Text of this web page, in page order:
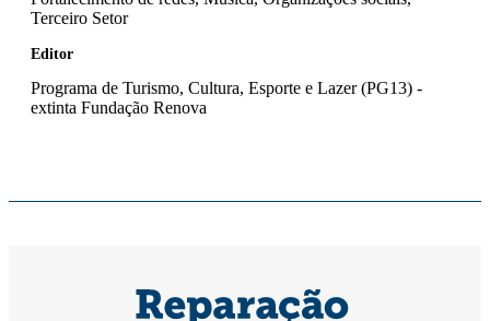
Terceiro Setor
Editor
Programa de Turismo, Cultura, Esporte e Lazer (PG13) -
extinta Fundação Renova